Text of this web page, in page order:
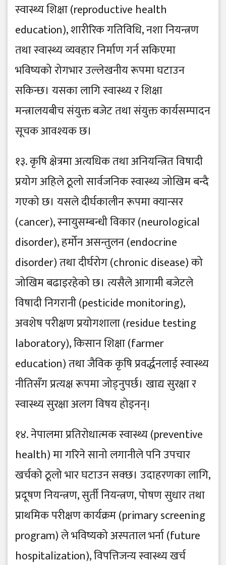
स्वास्थ्य शिक्षा (reproductive health
education), शारीरिक गतिविधि, नशा नियन्त्रण
तथा स्वास्थ्य व्यवहार निर्माण गर्न सकिएमा
भविष्यको रोगभार उल्लेखनीय रूपमा घटाउन
सकिन्छ। यसका लागि स्वास्थ्य र शिक्षा
मन्त्रालयबीच संयुक्त बजेट तथा संयुक्त कार्यसम्पादन
सूचक आवश्यक छ।
१३. कृषि क्षेत्रमा अत्यधिक तथा अनियन्त्रित विषादी
प्रयोग अहिले ठूलो सार्वजनिक स्वास्थ्य जोखिम बन्दै
गएको छ। यसले दीर्घकालीन रूपमा क्यान्सर
(cancer), स्नायुसम्बन्धी विकार (neurological
disorder), हर्मोन असन्तुलन (endocrine
disorder) तथा दीर्घरोग (chronic disease) को
जोखिम बढाइरहेको छ। त्यसैले आगामी बजेटले
विषादी निगरानी (pesticide monitoring),
अवशेष परीक्षण प्रयोगशाला (residue testing
laboratory), किसान शिक्षा (farmer
education) तथा जैविक कृषि प्रवर्द्धनलाई स्वास्थ्य
नीतिसँग प्रत्यक्ष रूपमा जोड्नुपर्छ। खाद्य सुरक्षा र
स्वास्थ्य सुरक्षा अलग विषय होइनन्।
१४. नेपालमा प्रतिरोधात्मक स्वास्थ्य (preventive
health) मा गरिने सानो लगानीले पनि उपचार
खर्चको ठूलो भार घटाउन सक्छ। उदाहरणका लागि,
प्रदूषण नियन्त्रण, सुर्ती नियन्त्रण, पोषण सुधार तथा
प्राथमिक परीक्षण कार्यक्रम (primary screening
program) ले भविष्यको अस्पताल भर्ना (future
hospitalization), विपत्तिजन्य स्वास्थ्य खर्च